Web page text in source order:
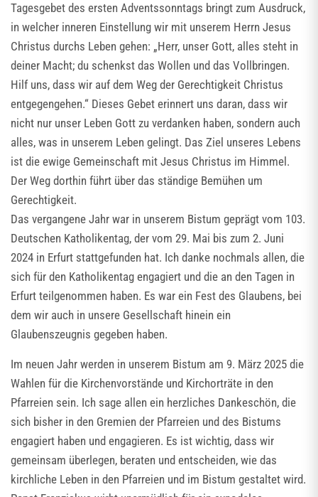
Tagesgebet des ersten Adventssonntags bringt zum Ausdruck,
in welcher inneren Einstellung wir mit unserem Herrn Jesus
Christus durchs Leben gehen: „Herr, unser Gott, alles steht in
deiner Macht; du schenkst das Wollen und das Vollbringen.
Hilf uns, dass wir auf dem Weg der Gerechtigkeit Christus
entgegengehen.“ Dieses Gebet erinnert uns daran, dass wir
nicht nur unser Leben Gott zu verdanken haben, sondern auch
alles, was in unserem Leben gelingt. Das Ziel unseres Lebens
ist die ewige Gemeinschaft mit Jesus Christus im Himmel.
Der Weg dorthin führt über das ständige Bemühen um
Gerechtigkeit.
Das vergangene Jahr war in unserem Bistum geprägt vom 103.
Deutschen Katholikentag, der vom 29. Mai bis zum 2. Juni
2024 in Erfurt stattgefunden hat. Ich danke nochmals allen, die
sich für den Katholikentag engagiert und die an den Tagen in
Erfurt teilgenommen haben. Es war ein Fest des Glaubens, bei
dem wir auch in unsere Gesellschaft hinein ein
Glaubenszeugnis gegeben haben.
Im neuen Jahr werden in unserem Bistum am 9. März 2025 die
Wahlen für die Kirchenvorstände und Kirchorträte in den
Pfarreien sein. Ich sage allen ein herzliches Dankeschön, die
sich bisher in den Gremien der Pfarreien und des Bistums
engagiert haben und engagieren. Es ist wichtig, dass wir
gemeinsam überlegen, beraten und entscheiden, wie das
kirchliche Leben in den Pfarreien und im Bistum gestaltet wird.